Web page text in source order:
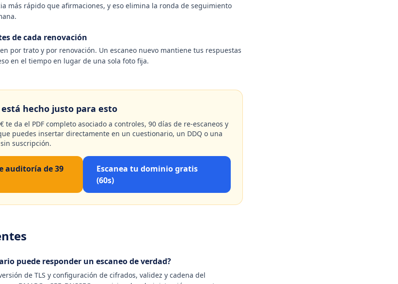
más rápido que afirmaciones, y eso elimina la ronda de seguimiento
de cada renovación
por trato y por renovación. Un escaneo nuevo mantiene tus respuestas
en el tiempo en lugar de una sola foto fija.
hecho justo para esto
te da el PDF completo asociado a controles, 90 días de re-escaneos y
puedes insertar directamente en un cuestionario, un DDQ o una
suscripción.
auditoría de 39
Escanea tu dominio gratis
(60s)
puede responder un escaneo de verdad?
de TLS y configuración de cifrados, validez y cadena del